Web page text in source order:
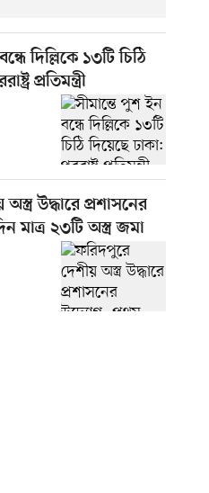
দিল্লিকে ১৩টি চিঠি
প্রতিমন্ত্রী
উদ্ধারে প্রশাসনের
মাত্র ২৩টি অস্ত্র জমা